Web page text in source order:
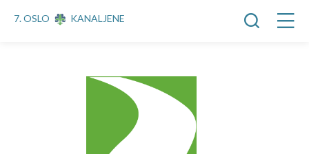
7. OSLO KANALJENE